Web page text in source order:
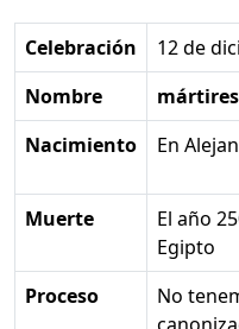
Celebración 12 de
Nombre mártires
Nacimiento
en
Muerte
el año 250 en Alejandría en la actual
Egipto
Proceso
No